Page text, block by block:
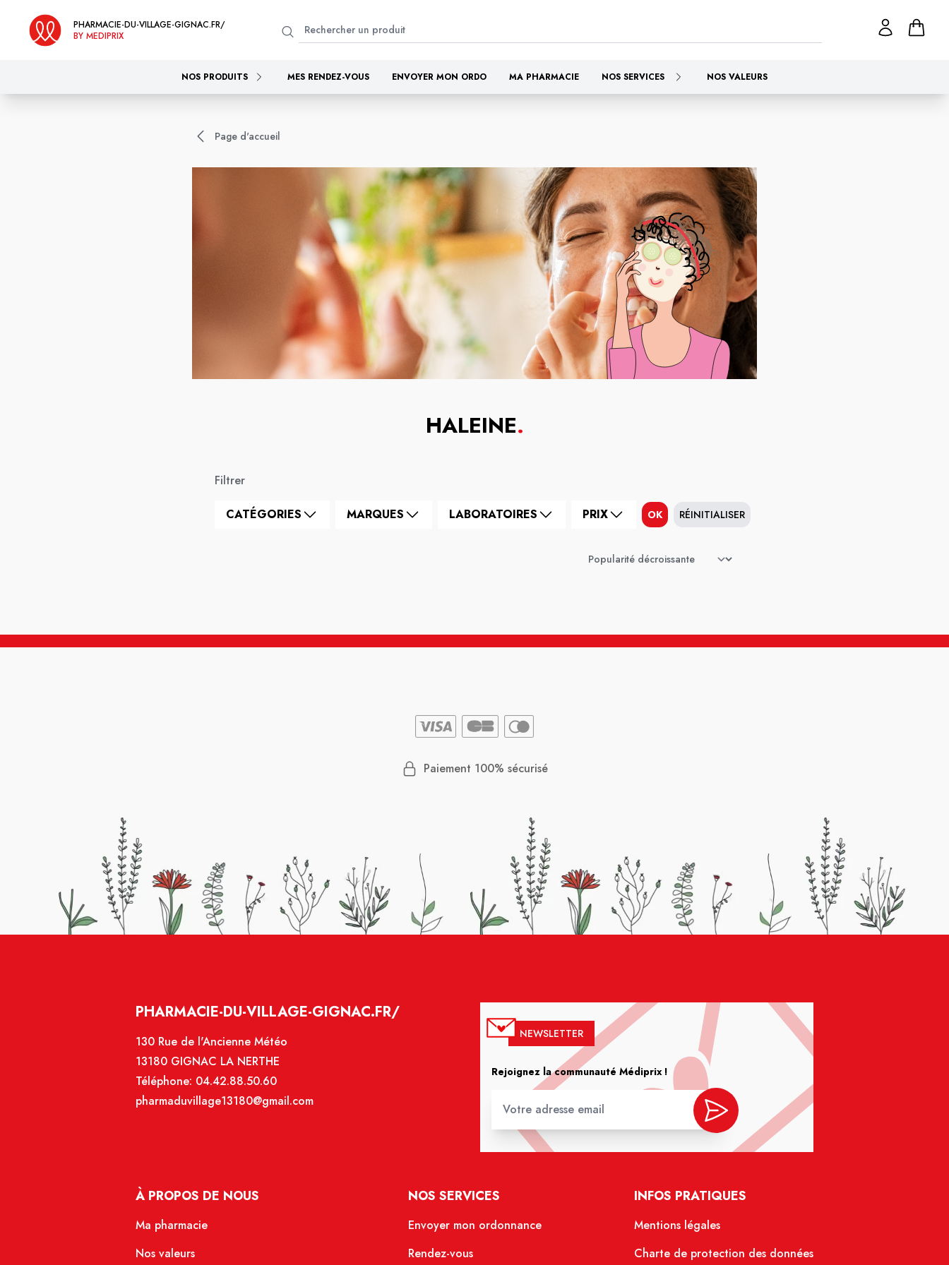
PHARMACIE-DU-VILLAGE-GIGNAC.FR/
BY MEDIPRIX
NOS PRODUITS MES RENDEZ-VOUS ENVOYER MON ORDO MA PHARMACIE NOS SERVICES NOS VALEURS
Page d'accueil
HALEINE.
Filtrer
CATÉGORIES MARQUES LABORATOIRES PRIX OK RÉINITIALISER
Paiement 100% sécurisé
PHARMACIE-DU-VILLAGE-GIGNAC.FR/
130 Rue de l'Ancienne Météo
13180 GIGNAC LA NERTHE
Téléphone: 04.42.88.50.60
pharmaduvillage13180@gmail.com
NEWSLETTER
Rejoignez la communauté Médiprix !
À PROPOS DE NOUS
Ma pharmacie
Nos valeurs
NOS SERVICES
Envoyer mon ordonnance
Rendez-vous
INFOS PRATIQUES
Mentions légales
Charte de protection des données